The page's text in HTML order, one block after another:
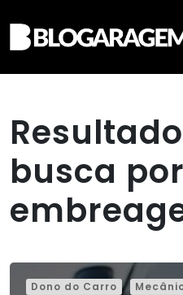
busca
Dono do Carro